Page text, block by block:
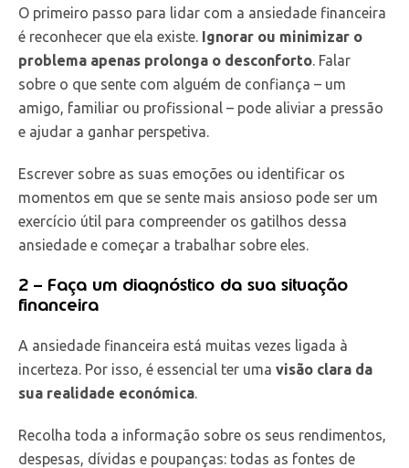
O primeiro passo para lidar com a ansiedade financeira
é reconhecer que ela existe. Ignorar ou minimizar o
problema apenas prolonga o desconforto . Falar
sobre o que sente com alguém de confiança – um
amigo, familiar ou profissional – pode aliviar a pressão
e ajudar a ganhar perspetiva.
Escrever sobre as suas emoções ou identificar os
momentos em que se sente mais ansioso pode ser um
exercício útil para compreender os gatilhos dessa
ansiedade e começar a trabalhar sobre eles.
2 – Faça um diagnóstico da sua situação
financeira
A ansiedade financeira está muitas vezes ligada à
incerteza. Por isso, é essencial ter uma visão clara da
sua realidade económica
Recolha toda a informação sobre os seus rendimentos,
despesas, dívidas e poupanças: todas as fontes de